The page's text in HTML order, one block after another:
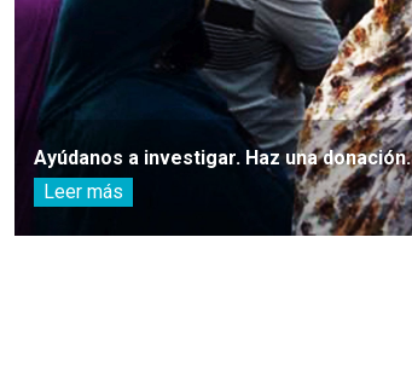
Ayúdanos a investigar. Haz una donación.
Leer más